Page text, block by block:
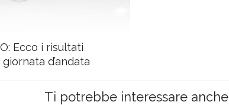
Ecco i risultati
giornata d’andata
Ti potrebbe interessare anche